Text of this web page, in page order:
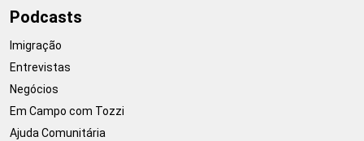
Podcasts
Imigração
Entrevistas
Negócios
Em Campo com Tozzi
Ajuda Comunitária